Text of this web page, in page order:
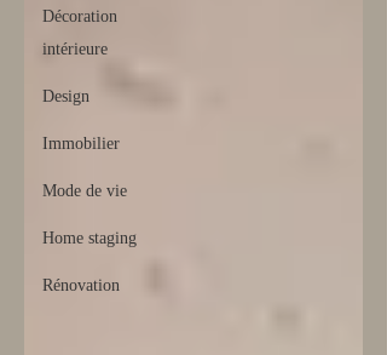
Décoration
intérieure
Design
Immobilier
Mode de vie
Home staging
Rénovation